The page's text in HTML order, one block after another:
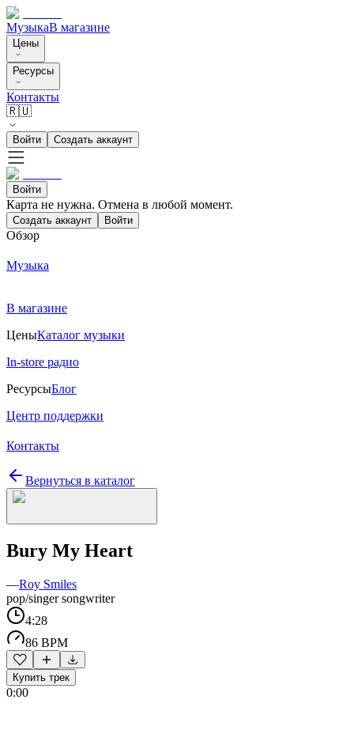
МузыкаВ магазине
Цены
Ресурсы
Контакты
🇷🇺
Войти Создать аккаунт
Войти
Карта не нужна. Отмена в любой момент.
Создать аккаунт Войти
Обзор
Музыка
В магазине
ЦеныКаталог музыки
In-store радио
РесурсыБлог
Центр поддержки
Контакты
Вернуться в каталог
Bury My Heart
—Roy Smiles
pop/singer songwriter
4:28
86 BPM
Купить трек
0:00